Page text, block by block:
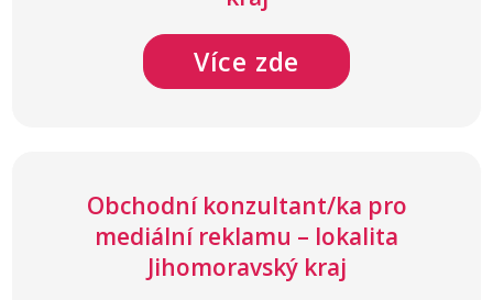
Více zde
Obchodní konzultant/ka pro
mediální reklamu – lokalita
Jihomoravský kraj